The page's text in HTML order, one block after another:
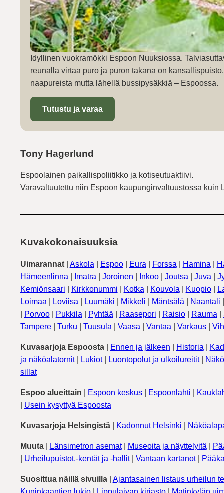
Idyllinen vuokramökki Espoon Nuuksiossa.
reunalla virtaa puro ja puron takana on
naapureista mutta lähellä bussipysäkkiä – Espoossa.
Tutustu ja varaa
Tony Hagerlund
Espoolainen paikallispoliitikko ja kotiseutuaktiivi.
Varavaltuutettu niin Espoon kaupunginvaltuustossa
Kuvakokonaisuuksia
Uimarannat| Askola Espoo| Eura Forssa Hamina
Hämeenlinna
Imatra Joroinen Inkoo| Joutsa Juva
Kemiönsaari
Kirkkonummi Kotka Kouvola Kuopio|
Loimaa
Loviisa Luumäki Mikkeli Mäntsälä Naantali
Porvoo| Pukkila Pyhtää Raasepori Raisio| Rauma
Tampere| Turku Tuusula Vaasa Vantaa Varkaus|
Kuvasarjoja Espoosta| Ennen ja jälkeen Historia
ja näköalatornit| Lukiot| Luontopolut ja ulkoilureitit|
sillat
Espoo alueittain Espoon keskus| Espoonlahti
Usein kysyttyä Espoosta
Kuvasarjoja Helsingistä| Kadonnut Helsinki
Muuta| Länsimetron asemat| Museoita ja näyttelyitä
Urheilupuistot,-kentät ja -hallit| Vantaan kartanot|
Suosittua näillä sivuilla| Ajantasainen listaus urheilun